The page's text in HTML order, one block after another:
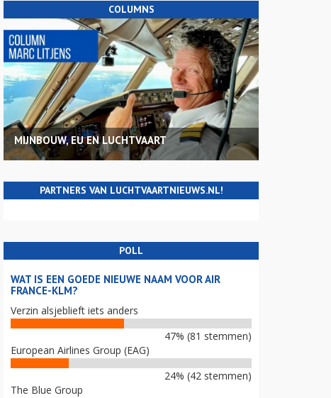
COLUMNS
MIJNBOUW, EU EN LUCHTVAART
PARTNERS VAN LUCHTVAARTNIEUWS.NL!
POLL
WAT IS EEN GOEDE NIEUWE NAAM VOOR AIR
FRANCE-KLM?
Verzin alsjeblieft iets anders
47% (81 stemmen)
European Airlines Group (EAG)
24% (42 stemmen)
The Blue Group